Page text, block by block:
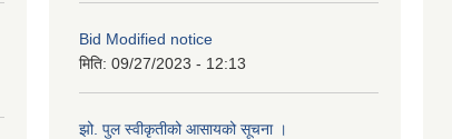
Bid Modified notice
मिति: 09/27/2023 - 12:13
झो. पुल स्वीकृतीको आसायको सूचना ।